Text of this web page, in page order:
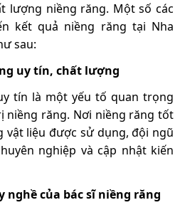
lượng niềng răng. Một số các
kết quả niềng răng tại Nha
sau:
uy tín, chất lượng
tín là một yếu tố quan trọng
răng. Nơi niềng răng tốt
vật liệu được sử dụng, đội ngũ
nghiệp và cập nhật kiến
nghề của bác sĩ niềng răng